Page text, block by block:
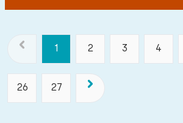
1 2 3 4
26 27